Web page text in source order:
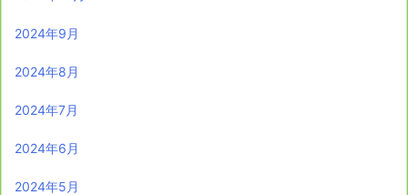
2024年9月
2024年8月
2024年7月
2024年6月
2024年5月